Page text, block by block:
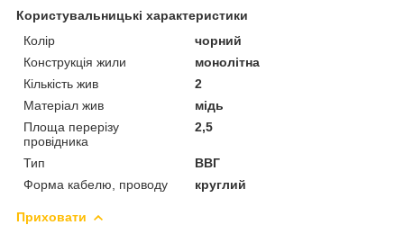
Користувальницькі характеристики
Колір
чорний
Конструкція жили
монолітна
Кількість жив
2
Матеріал жив
мідь
Площа перерізу
провідника
2,5
Тип
ВВГ
Форма кабелю, проводу
круглий
Приховати